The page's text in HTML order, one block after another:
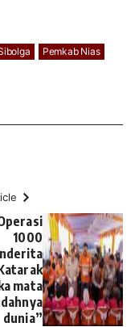
Pemkab Nias
1000
mata
dunia”